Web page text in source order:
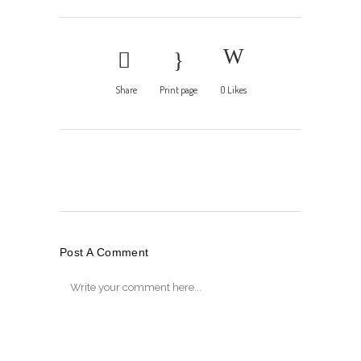
Share Print page 0 Likes
Post A Comment